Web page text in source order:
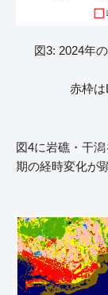
図3: 2024年
赤枠
図4に岩礁・干
期の経時変化が